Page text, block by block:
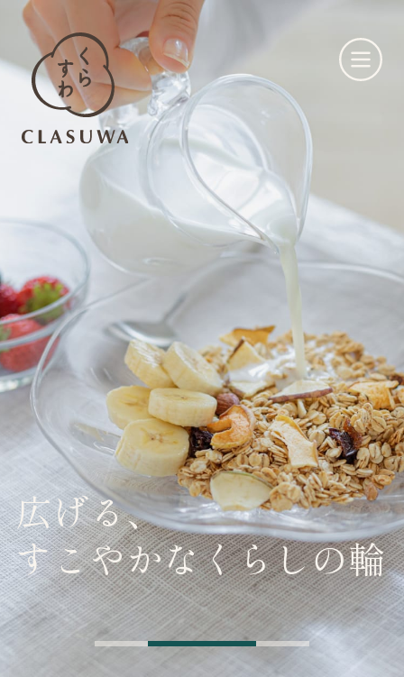
くらすわとは
お知らせ
店舗一覧
広げる、
すこやかなくらしの輪